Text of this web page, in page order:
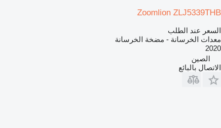
Zoomlion ZLJ5339THB
السعر عند الطلب
معدات الخرسانة - مضخة الخرسانة
2020
الصين
الاتصال بالبائع